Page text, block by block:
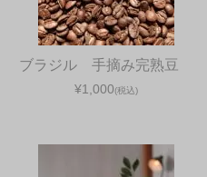
ブラジル 手摘み完熟豆
¥1,000(税込)